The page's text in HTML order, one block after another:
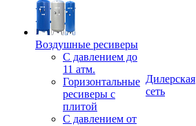
Воздушные ресиверы
С давлением до
11 атм.
Горизонтальные
ресиверы с
плитой
С давлением от
Дилерская
сеть